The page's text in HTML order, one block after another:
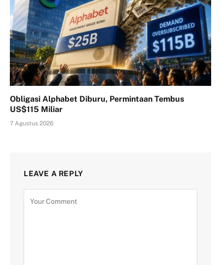
Obligasi Alphabet Diburu, Permintaan Tembus
US$115 Miliar
7 Agustus 2026
LEAVE A REPLY